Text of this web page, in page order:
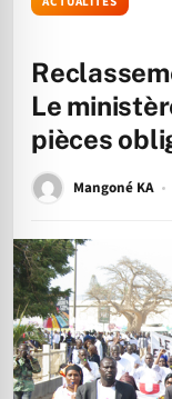
Le
pièces
Mangoné KA